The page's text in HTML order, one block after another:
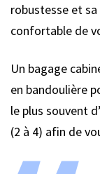
robustesse et
confortable de
Un bagage
en bandoulière
le plus souvent
(2 à 4) afin de